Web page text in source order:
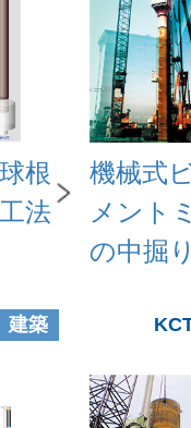
根
法
機械式
メント
の中掘
建築